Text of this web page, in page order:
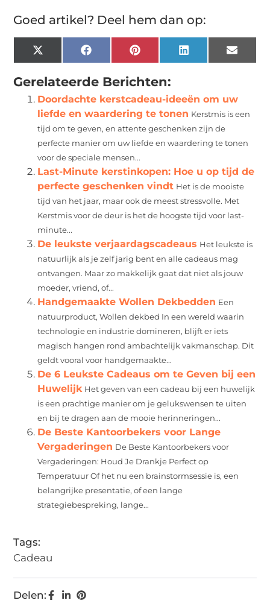
Goed artikel? Deel hem dan op:
X
(Twitter)
FacebookPinterest LinkedIn Email
Gerelateerde Berichten:
Doordachte kerstcadeau-ideeën om uw
liefde en waardering te tonen Kerstmis is een
tijd om te geven, en attente geschenken zijn de
perfecte manier om uw liefde en waardering te tonen
voor de speciale mensen...
Last-Minute kerstinkopen: Hoe u op tijd de
perfecte geschenken vindt Het is de mooiste
tijd van het jaar, maar ook de meest stressvolle. Met
Kerstmis voor de deur is het de hoogste tijd voor last-
minute...
De leukste verjaardagscadeaus Het leukste is
natuurlijk als je zelf jarig bent en alle cadeaus mag
ontvangen. Maar zo makkelijk gaat dat niet als jouw
moeder, vriend, of...
Handgemaakte Wollen Dekbedden Een
natuurproduct, Wollen dekbed In een wereld waarin
technologie en industrie domineren, blijft er iets
magisch hangen rond ambachtelijk vakmanschap. Dit
geldt vooral voor handgemaakte...
De 6 Leukste Cadeaus om te Geven bij een
Huwelijk Het geven van een cadeau bij een huwelijk
is een prachtige manier om je gelukswensen te uiten
en bij te dragen aan de mooie herinneringen...
De Beste Kantoorbekers voor Lange
Vergaderingen De Beste Kantoorbekers voor
Vergaderingen: Houd Je Drankje Perfect op
Temperatuur Of het nu een brainstormsessie is, een
belangrijke presentatie, of een lange
strategiebespreking, lange...
Tags:
Cadeau
Delen: